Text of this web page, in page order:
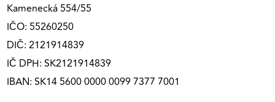
Kamenecká 554/55
IČO: 55260250
DIČ: 2121914839
IČ DPH: SK2121914839
IBAN: SK14 5600 0000 0099 7377 7001